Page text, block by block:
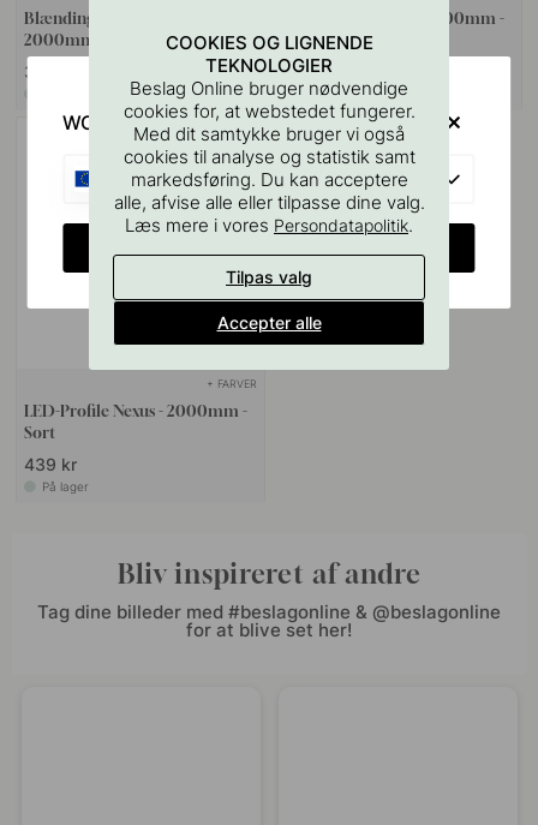
Blænding Beskyttelse Nexus -
2000mm - Forsænket
369 kr
LED-Profile Nexus - 2000mm -
Aluminium
439 kr
På lager
+ FARVER
LED-Profile Nexus - 2000mm -
Sort
439 kr
På lager
Bliv inspireret af andre
Tag dine billeder med #beslagonline & @beslagonline
for at blive set her!
COOKIES OG LIGNENDE
TEKNOLOGIER
Beslag Online bruger nødvendige
cookies for, at webstedet fungerer.
Med dit samtykke bruger vi også
cookies til analyse og statistik samt
markedsføring. Du kan acceptere
alle, afvise alle eller tilpasse dine valg.
Læs mere i vores Persondatapolitik.
Tilpas valg
Accepter alle
WOULD YOU RATHER VISIT?
EU